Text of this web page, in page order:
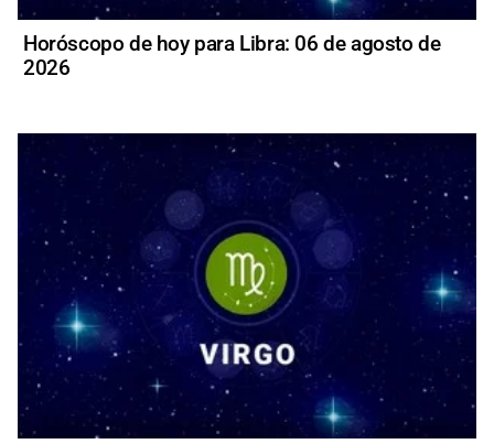
Horóscopo de hoy para Libra: 06 de agosto de
2026